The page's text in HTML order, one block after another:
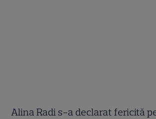
Alina Radi s-a declarat fericită